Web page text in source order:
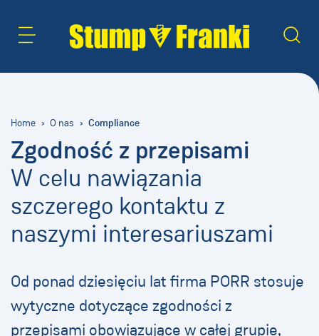
Home O nas Compliance
Zgodność z przepisami
W celu nawiązania
szczerego kontaktu z
naszymi interesariuszami
Od ponad dziesięciu lat firma PORR stosuje
wytyczne dotyczące zgodności z
przepisami obowiązujące w całej grupie,